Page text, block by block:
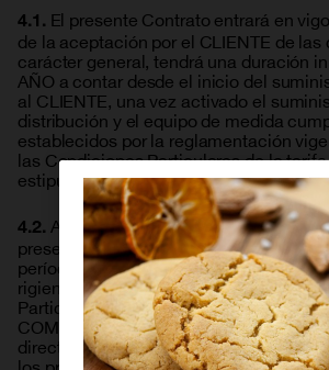
4.1. El presente Contrato entrará en
de la aceptación por el CLIENTE de
carácter general, tendrá una duración
AÑO a contar desde el inicio del
al CLIENTE, una vez activado el
distribución y el equipo de medida
establecidos por la reglamentación
las Condiciones Particulares de la
estipule expresamente una duración
4.2. A la finalización del plazo de
presente contrato se prorrogará
períodos adicionales de idéntica
rigiendo las mismas Condiciones
Particulares, salvo pacto en contrario.
COMERCIALIZADORA notificará al
directa, transparente y comprensible